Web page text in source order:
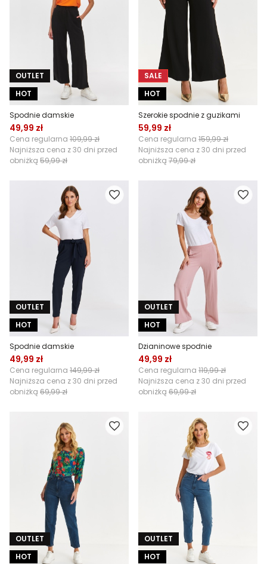
OUTLET
HOT
Spodnie damskie
49,99 zł
Cena regularna 109,99 zł
Najniższa cena z 30 dni przed
obniżką 59,99 zł
SALE
HOT
Szerokie spodnie z guzikami
59,99 zł
Cena regularna 159,99 zł
Najniższa cena z 30 dni przed
obniżką 79,99 zł
OUTLET
HOT
Spodnie damskie
49,99 zł
Cena regularna 149,99 zł
Najniższa cena z 30 dni przed
obniżką 69,99 zł
OUTLET
HOT
Dzianinowe spodnie
49,99 zł
Cena regularna 119,99 zł
Najniższa cena z 30 dni przed
obniżką 69,99 zł
OUTLET
HOT
OUTLET
HOT